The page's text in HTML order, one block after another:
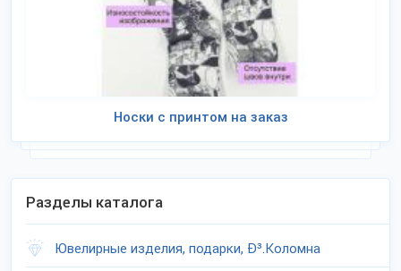
Носки с принтом на заказ
Разделы каталога
Ювелирные изделия, подарки, Ð³.Коломна